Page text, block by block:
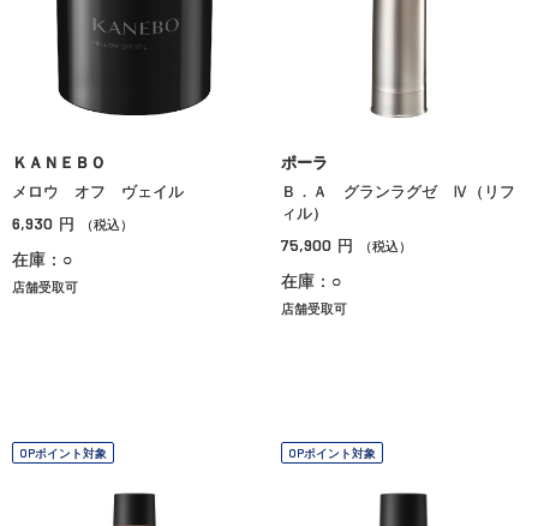
ＫＡＮＥＢＯ
メロウ オフ ヴェイル
6,930 円 （税込）
在庫：○
店舗受取可
ポーラ
Ｂ．Ａ グランラグゼ Ⅳ（リフ
ィル）
75,900 円 （税込）
在庫：○
店舗受取可
OPポイント対象 OPポイント対象